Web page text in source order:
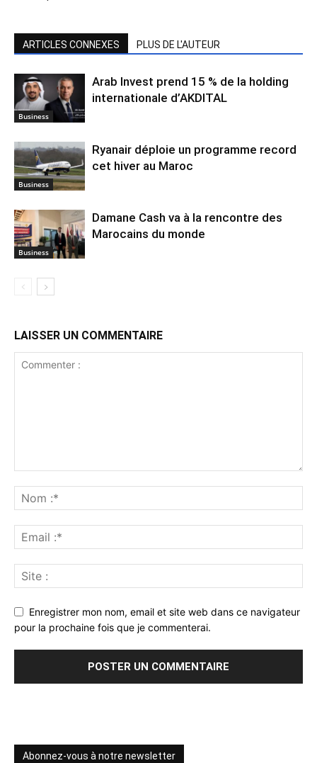
ARTICLES CONNEXES PLUS DE L'AUTEUR
Business
Arab Invest prend 15 % de la holding
internationale d’AKDITAL
Business
Ryanair déploie un programme record
cet hiver au Maroc
Business
Damane Cash va à la rencontre des
Marocains du monde
LAISSER UN COMMENTAIRE
Enregistrer mon nom, email et site web dans ce navigateur
pour la prochaine fois que je commenterai.
Abonnez-vous à notre newsletter